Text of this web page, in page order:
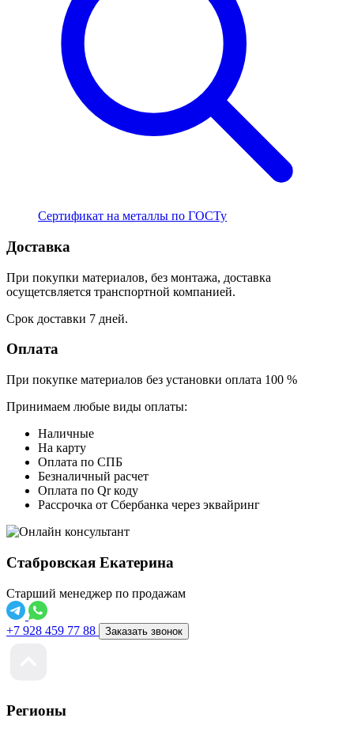
Сертификат на металлы по ГОСТу
Доставка
При покупки материалов, без монтажа, доставка
осущетсвляется транспортной компанией.
Срок доставки 7 дней.
Оплата
При покупке материалов без установки оплата 100 %
Принимаем любые виды оплаты:
Наличные
На карту
Оплата по СПБ
Безналичный расчет
Оплата по Qr коду
Рассрочка от Сбербанка через эквайринг
Стабровская Екатерина
Старший менеджер по продажам
+7 928 459 77 88 Заказать звонок
Регионы